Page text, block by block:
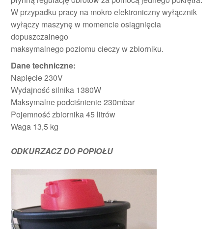
W przypadku pracy na mokro elektroniczny wyłącznik
wyłączy maszynę w momencie osiągnięcia
dopuszczalnego
maksymalnego poziomu cieczy w zbiorniku.
Dane techniczne:
Napięcie 230V
Wydajność silnika 1380W
Maksymalne podciśnienie 230mbar
Pojemność zbiornika 45 litrów
Waga 13,5 kg
ODKURZACZ DO POPIOŁU